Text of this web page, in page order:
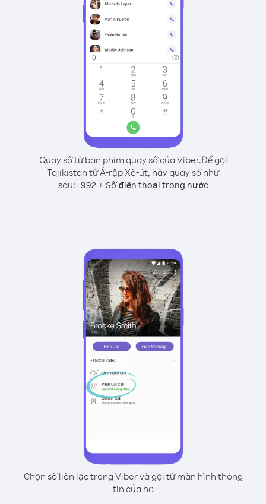
Quay số từ bàn phím quay số của Viber.Để gọi
Tajikistan từ Ả-rập Xê-út, hãy quay số như
sau:+992+ Số điện thoại trong nước
Chọn số liên lạc trong Viber và gọi từ màn hình thông
tin của họ